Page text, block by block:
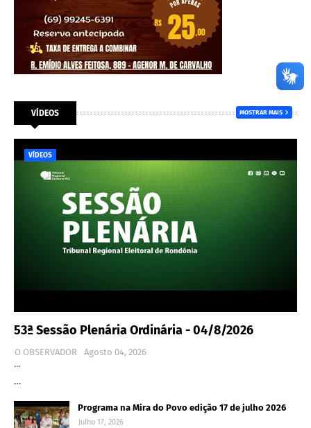
VÍDEOS MOSTRAR MAIS
VÍDEOS
53ª Sessão Plenária Ordinária - 04/8/2026
O OBSERVADOR
Agosto 04, 2026
…
…
Programa na Mira do Povo edição 17 de julho 2026
Julho 17, 2026